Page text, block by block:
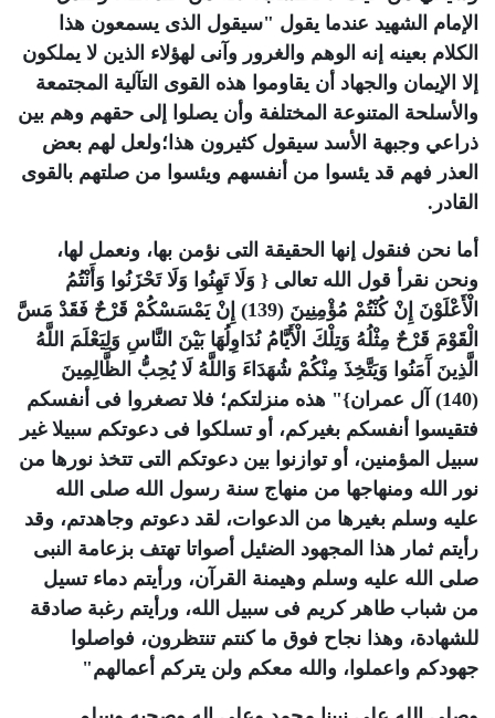
الإمام الشهيد عندما يقول "سيقول الذى يسمعون هذا
الكلام بعينه إنه الوهم والغرور وآنى لهؤلاء الذين لا يملكون
إلا الإيمان والجهاد أن يقاوموا هذه القوى التآلية المجتمعة
والأسلحة المتنوعة المختلفة وأن يصلوا إلى حقهم وهم بين
ذراعي وجبهة الأسد سيقول كثيرون هذا؛ولعل لهم بعض
العذر فهم قد يئسوا من أنفسهم ويئسوا من صلتهم بالقوى
القادر.
أما نحن فنقول إنها الحقيقة التى نؤمن بها، ونعمل لها،
ونحن نقرأ قول الله تعالى { وَلَا تَهِنُوا وَلَا تَحْزَنُوا وَأَنْتُمُ
الْأَعْلَوْنَ إِنْ كُنْتُمْ مُؤْمِنِينَ (139) إِنْ يَمْسَسْكُمْ قَرْحٌ فَقَدْ مَسَّ
الْقَوْمَ قَرْحٌ مِثْلُهُ وَتِلْكَ الْأَيَّامُ نُدَاوِلُهَا بَيْنَ النَّاسِ وَلِيَعْلَمَ اللَّهُ
الَّذِينَ آَمَنُوا وَيَتَّخِذَ مِنْكُمْ شُهَدَاءَ وَاللَّهُ لَا يُحِبُّ الظَّالِمِينَ
(140) آل عمران}" هذه منزلتكم؛ فلا تصغروا فى أنفسكم
فتقيسوا أنفسكم بغيركم، أو تسلكوا فى دعوتكم سبيلا غير
سبيل المؤمنين، أو توازنوا بين دعوتكم التى تتخذ نورها من
نور الله ومنهاجها من منهاج سنة رسول الله صلى الله
عليه وسلم بغيرها من الدعوات، لقد دعوتم وجاهدتم، وقد
رأيتم ثمار هذا المجهود الضئيل أصواتا تهتف بزعامة النبى
صلى الله عليه وسلم وهيمنة القرآن، ورأيتم دماء تسيل
من شباب طاهر كريم فى سبيل الله، ورأيتم رغبة صادقة
للشهادة، وهذا نجاح فوق ما كنتم تنتظرون، فواصلوا
جهودكم واعملوا، والله معكم ولن يتركم أعمالهم"